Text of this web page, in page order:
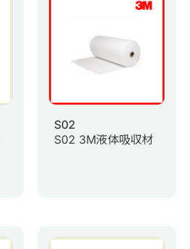
マイページ
S02
S02 3M液体吸収材